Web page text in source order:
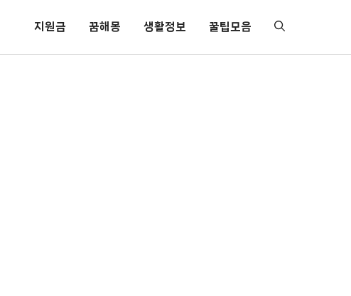
지원금 꿈해몽 생활정보 꿀팁모음